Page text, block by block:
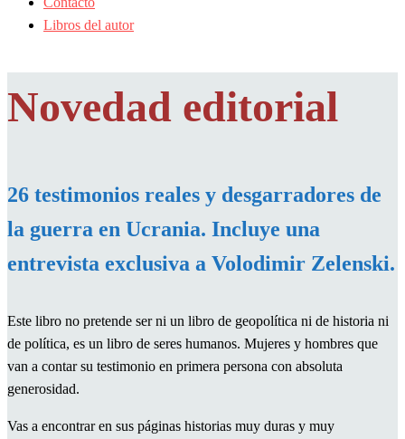
Libros del autor
Novedad editorial
26 testimonios reales y desgarradores de
la guerra en Ucrania. Incluye una
entrevista exclusiva a Volodimir Zelenski.
Este libro no pretende ser ni un libro de geopolítica ni de historia ni
de política, es un libro de seres humanos. Mujeres y hombres que
van a contar su testimonio en primera persona con absoluta
generosidad.
Vas a encontrar en sus páginas historias muy duras y muy